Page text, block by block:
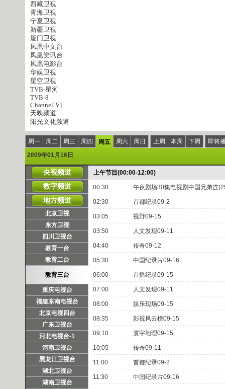
西藏卫视
青海卫视
宁夏卫视
新疆卫视
厦门卫视
凤凰中文台
凤凰资讯台
凤凰电影台
华娱卫视
星空卫视
TVB-星河
TVB-8
Channel[V]
天映频道
阳光文化频道
周一 周二 周三 周四 周五 周六 周日 上周 本周 下周
即将
2009年01月16日
央视频道
数字频道
地方频道
北京卫视
东方卫视
四川卫视台
教育一台
教育二台
教育三台
重庆电视台
福建东南电视台
北京电视四台
广东卫视台
河北电视台-1
河南卫视台
黑龙江卫视台
湖北卫视台
湖南卫视台
上午节目(00:00-12:00)
00:30 午夜剧场30集电视剧中国兄弟连
02:30 首都纪录09-2
03:05 视野09-15
03:50 人文发现09-11
04:40 传奇09-12
05:30 中国纪录片09-16
06:00 首播纪录09-15
07:00 人文发现09-11
08:00 娱乐现场09-15
08:35 影视风云榜09-15
09:10 寰宇地理09-15
10:05 传奇09-11
11:00 首都纪录09-2
11:30 中国纪录片09-16